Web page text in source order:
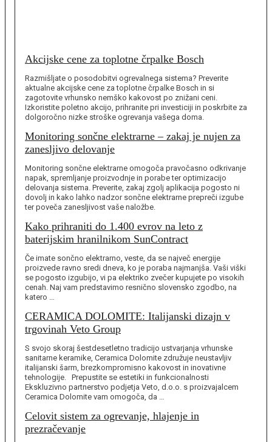
Akcijske cene za toplotne črpalke Bosch
Razmišljate o posodobitvi ogrevalnega sistema? Preverite
aktualne akcijske cene za toplotne črpalke Bosch in si
zagotovite vrhunsko nemško kakovost po znižani ceni.
Izkoristite poletno akcijo, prihranite pri investiciji in poskrbite za
dolgoročno nizke stroške ogrevanja vašega doma.
Monitoring sončne elektrarne – zakaj je nujen za
zanesljivo delovanje
Monitoring sončne elektrarne omogoča pravočasno odkrivanje
napak, spremljanje proizvodnje in porabe ter optimizacijo
delovanja sistema. Preverite, zakaj zgolj aplikacija pogosto ni
dovolj in kako lahko nadzor sončne elektrarne prepreči izgube
ter poveča zanesljivost vaše naložbe.
Kako prihraniti do 1.400 evrov na leto z
baterijskim hranilnikom SunContract
Če imate sončno elektrarno, veste, da se največ energije
proizvede ravno sredi dneva, ko je poraba najmanjša. Vaši viški
se pogosto izgubijo, vi pa elektriko zvečer kupujete po visokih
cenah. Naj vam predstavimo resnično slovensko zgodbo, na
katero …
CERAMICA DOLOMITE: Italijanski dizajn v
trgovinah Veto Group
S svojo skoraj šestdesetletno tradicijo ustvarjanja vrhunske
sanitarne keramike, Ceramica Dolomite združuje neustavljiv
italijanski šarm, brezkompromisno kakovost in inovativne
tehnologije. Prepustite se estetiki in funkcionalnosti
Ekskluzivno partnerstvo podjetja Veto, d.o.o. s proizvajalcem
Ceramica Dolomite vam omogoča, da …
Celovit sistem za ogrevanje, hlajenje in
prezračevanje